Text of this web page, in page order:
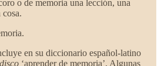
o de memoria una lección, una
en su diccionario español-latino
‘aprender de memoria’. Algunas